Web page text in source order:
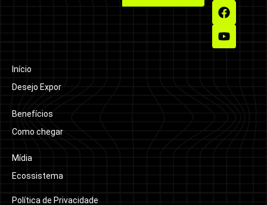
Início
Desejo Expor
Benefícios
Como chegar
Mídia
Ecossistema
Política de Privacidade